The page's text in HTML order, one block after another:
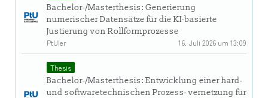
Bachelor-/Masterthesis: Generierung
numerischer Datensätze für die KI-basierte
Justierung von Rollformprozesse
PtUler
16. Juli 2026 um 13:09
Thesis
Bachelor-/Masterthesis: Entwicklung einer hard-
und softwaretechnischen Prozess- vernetzung für